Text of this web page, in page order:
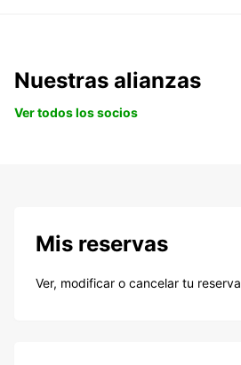
Nuestras alianzas
Ver todos los socios
Mis reservas
Ver, modificar o cancelar tu reserva